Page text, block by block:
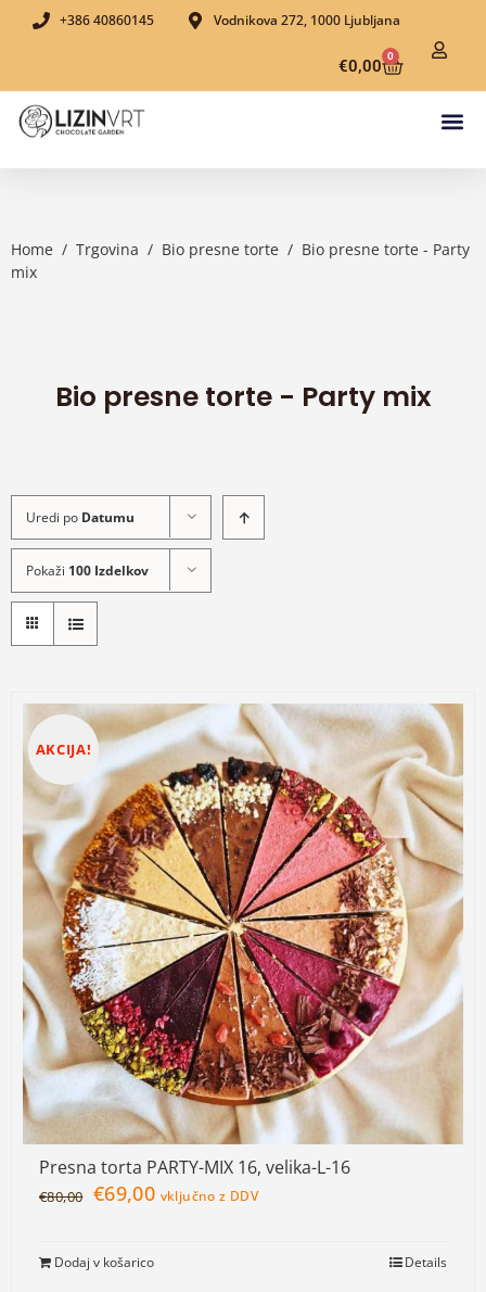
+386 40860145 Vodnikova 272, 1000 Ljubljana
€0,00 0
Home / Trgovina / Bio presne torte / Bio presne torte - Party
mix
Bio presne torte - Party mix
Uredi po Datumu
Pokaži 100 Izdelkov
AKCIJA!
Presna torta PARTY-MIX 16, velika-L-16
€80,00 €69,00 vključno z DDV
Dodaj v košarico Details